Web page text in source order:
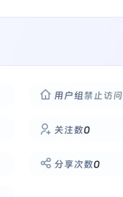
用户组禁止访问
关注数0
分享次数0